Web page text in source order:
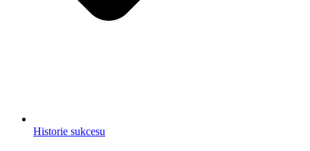
Historie sukcesu